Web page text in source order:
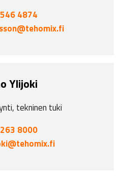
4874
Ylijoki
tekninen tuki
8000